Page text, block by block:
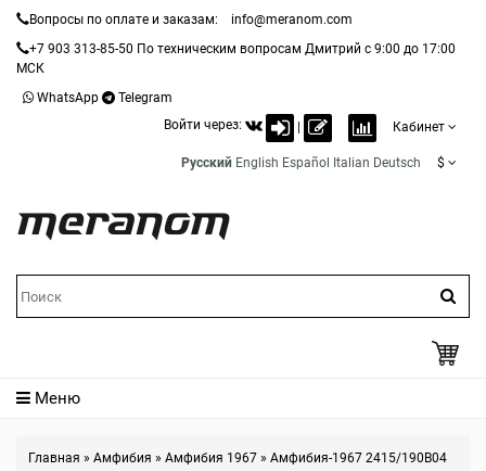
Вопросы по оплате и заказам:
info@meranom.com
+7 903 313-85-50 По техническим вопросам Дмитрий с 9:00 до 17:00
МСК
WhatsApp
Telegram
Войти через:
Кабинет
Русский English Español Italian Deutsch $
Меню
Главная » Амфибия » Амфибия 1967 » Амфибия-1967 2415/190B04